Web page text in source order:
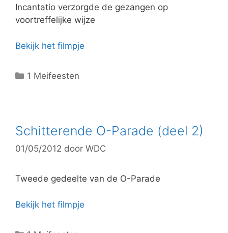
n
Incantatio verzorgde de gezangen op
voortreffelijke wijze
Bekijk het filmpje
C
g
o
r
e
n
1 Meifeesten
Schitterende O-Parade (deel 2)
01/05/2012 door WDC
Tweede gedeelte van de O-Parade
Bekijk het filmpje